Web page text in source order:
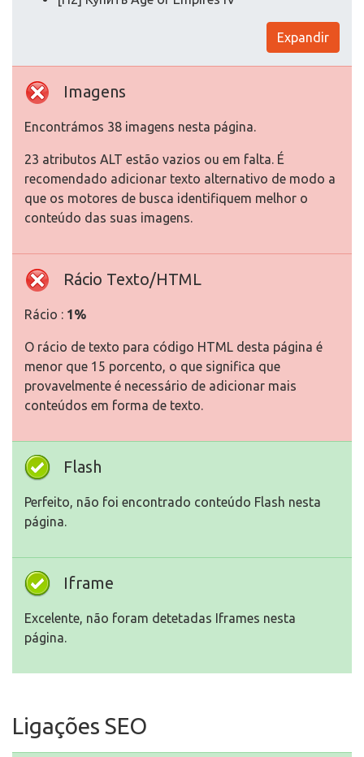
Expandir
Imagens
Encontrámos 38 imagens nesta página.
23 atributos ALT estão vazios ou em falta. É
recomendado adicionar texto alternativo de modo a
que os motores de busca identifiquem melhor o
conteúdo das suas imagens.
Rácio Texto/HTML
Rácio : 1%
O rácio de texto para código HTML desta página é
menor que 15 porcento, o que significa que
provavelmente é necessário de adicionar mais
conteúdos em forma de texto.
Flash
Perfeito, não foi encontrado conteúdo Flash nesta
página.
Iframe
Excelente, não foram detetadas Iframes nesta
página.
Ligações SEO